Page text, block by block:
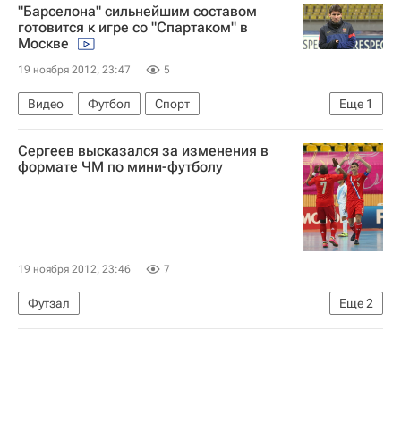
Манчестер Юнайтед
Синдзи Кагава
"Барселона" сильнейшим составом
готовится к игре со "Спартаком" в
Москве
19 ноября 2012, 23:47 5
Еще 1
Видео Футбол
Спорт
Футболисты "Спартака" в рамках группового этапа ЛЧ-2012/2013 потерпели крупное поражение от "Барселоны"
Сергеев высказался за изменения в
формате ЧМ по мини-футболу
19 ноября 2012, 23:46 7
Еще2
Футзал
Чемпионат мира по мини-футболу 2012